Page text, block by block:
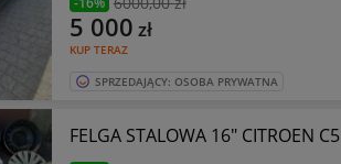
KUP TERAZ
5 000 zł
SPRZEDAJĄCY: OSOBA PRYWATNA
FELGA STALOWA 16" CITROEN C5